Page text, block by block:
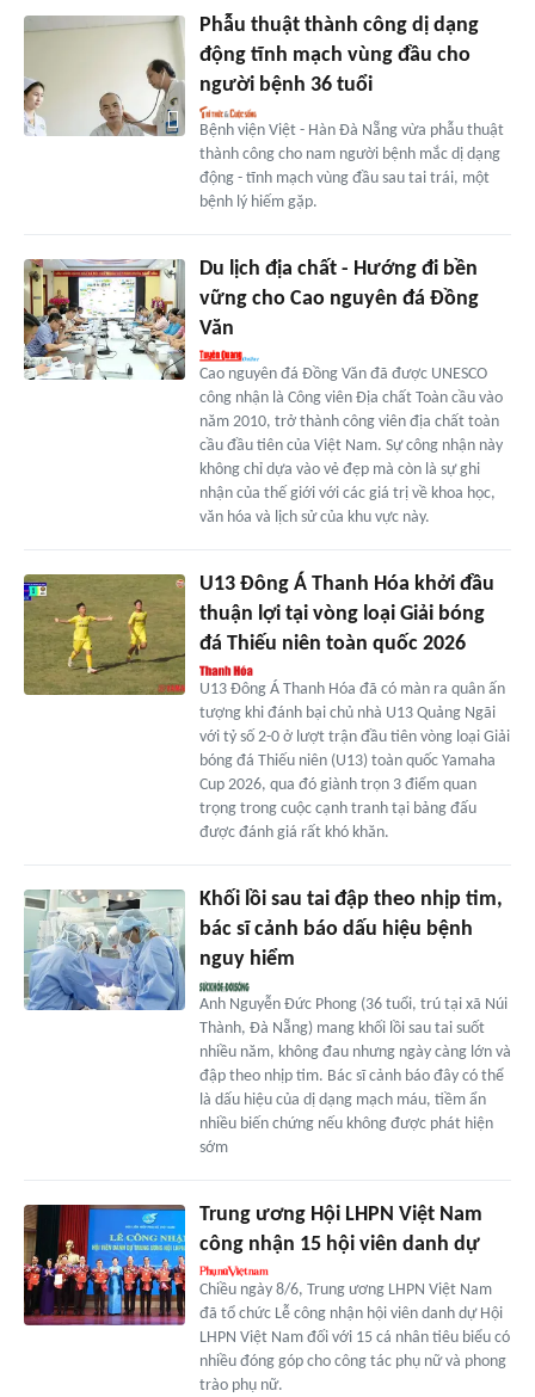
Phẫu thuật thành công dị dạng
động tĩnh mạch vùng đầu cho
người bệnh 36 tuổi
Bệnh viện Việt - Hàn Đà Nẵng vừa phẫu thuật
thành công cho nam người bệnh mắc dị dạng
động - tĩnh mạch vùng đầu sau tai trái, một
bệnh lý hiếm gặp.
Du lịch địa chất - Hướng đi bền
vững cho Cao nguyên đá Đồng
Văn
Cao nguyên đá Đồng Văn đã được UNESCO
công nhận là Công viên Địa chất Toàn cầu vào
năm 2010, trở thành công viên địa chất toàn
cầu đầu tiên của Việt Nam. Sự công nhận này
không chỉ dựa vào vẻ đẹp mà còn là sự ghi
nhận của thế giới với các giá trị về khoa học,
văn hóa và lịch sử của khu vực này.
U13 Đông Á Thanh Hóa khởi đầu
thuận lợi tại vòng loại Giải bóng
đá Thiếu niên toàn quốc 2026
U13 Đông Á Thanh Hóa đã có màn ra quân ấn
tượng khi đánh bại chủ nhà U13 Quảng Ngãi
với tỷ số 2-0 ở lượt trận đầu tiên vòng loại Giải
bóng đá Thiếu niên (U13) toàn quốc Yamaha
Cup 2026, qua đó giành trọn 3 điểm quan
trọng trong cuộc cạnh tranh tại bảng đấu
được đánh giá rất khó khăn.
Khối lồi sau tai đập theo nhịp tim,
bác sĩ cảnh báo dấu hiệu bệnh
nguy hiểm
Anh Nguyễn Đức Phong (36 tuổi, trú tại xã Núi
Thành, Đà Nẵng) mang khối lồi sau tai suốt
nhiều năm, không đau nhưng ngày càng lớn và
đập theo nhịp tim. Bác sĩ cảnh báo đây có thể
là dấu hiệu của dị dạng mạch máu, tiềm ẩn
nhiều biến chứng nếu không được phát hiện
sớm
Trung ương Hội LHPN Việt Nam
công nhận 15 hội viên danh dự
Chiều ngày 8/6, Trung ương LHPN Việt Nam
đã tổ chức Lễ công nhận hội viên danh dự Hội
LHPN Việt Nam đối với 15 cá nhân tiêu biểu có
nhiều đóng góp cho công tác phụ nữ và phong
trào phụ nữ.